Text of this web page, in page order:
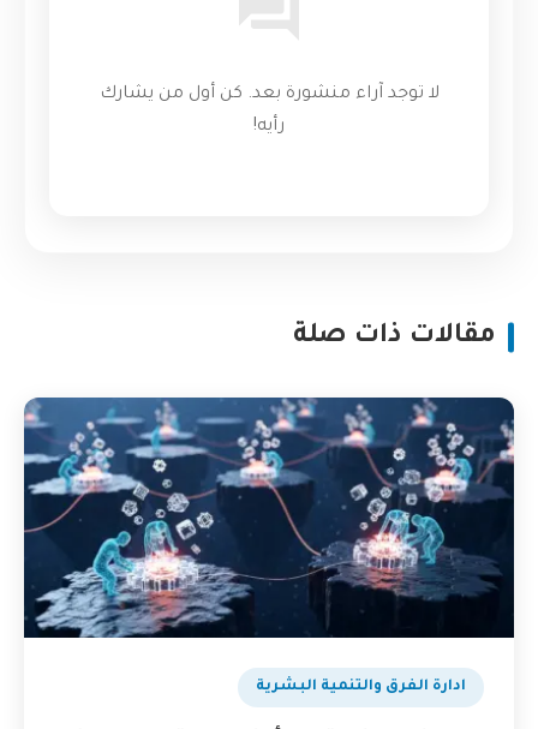
لا توجد آراء منشورة بعد. كن أول من يشارك
رأيه!
مقالات ذات صلة
ادارة الفرق والتنمية البشرية